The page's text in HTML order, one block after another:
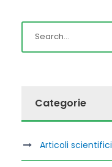
Categorie
Articoli scientifici